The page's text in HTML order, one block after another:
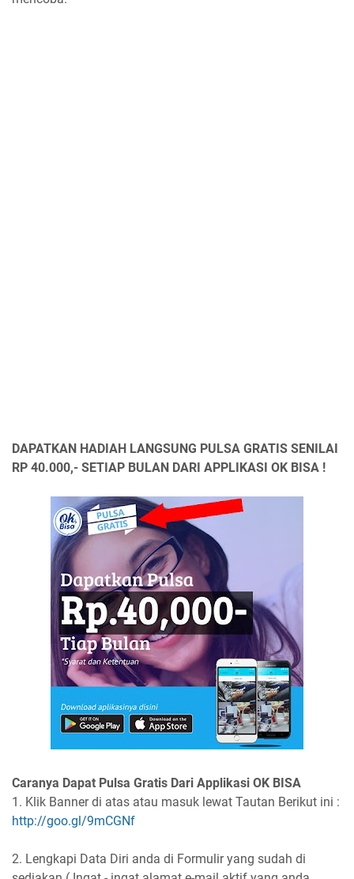
DAPATKAN HADIAH LANGSUNG PULSA GRATIS SENILAI
RP 40.000,- SETIAP BULAN DARI APPLIKASI OK BISA !
Caranya Dapat Pulsa Gratis Dari Applikasi OK BISA
1. Klik Banner di atas atau masuk lewat Tautan Berikut ini :
http://goo.gl/9mCGNf
2. Lengkapi Data Diri anda di Formulir yang sudah di